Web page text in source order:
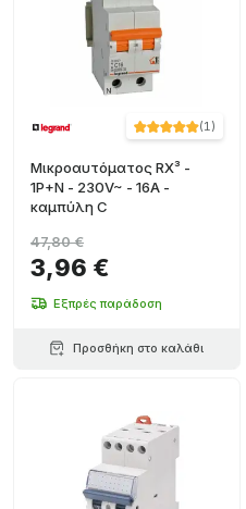
(1)
Μικροαυτόματος RX³ -
1P+N - 230V~ - 16A -
καμπύλη C
3,96 €
47,80 €
Εξπρές παράδοση
Προσθήκη στο καλάθι